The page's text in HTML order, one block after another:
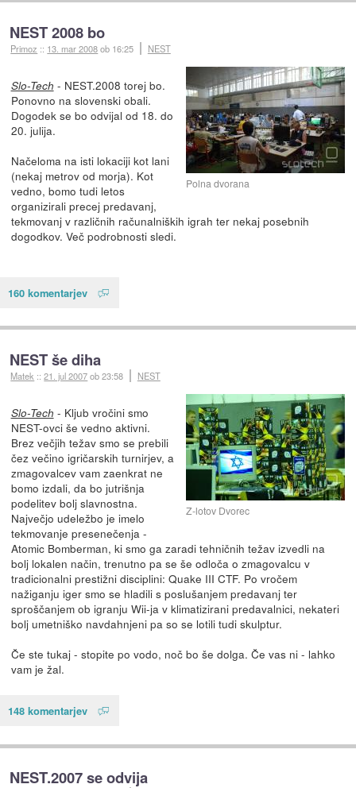
NEST 2008 bo
Primoz :: 13. mar 2008ob 16:25 NEST
Polna dvorana
Slo-Tech - NEST.2008 torej bo.
Ponovno na slovenski obali.
Dogodek se bo odvijal od 18. do
20. julija.
Načeloma na isti lokaciji kot lani
(nekaj metrov od morja). Kot
vedno, bomo tudi letos
organizirali precej predavanj,
tekmovanj v različnih računalniških igrah ter nekaj posebnih
dogodkov. Več podrobnosti sledi.
160 komentarjev
NEST še diha
Matek ::21. jul 2007ob 23:58 NEST
Z-lotov Dvorec
Slo-Tech - Kljub vročini smo
NEST-ovci še vedno aktivni.
Brez večjih težav smo se prebili
čez večino igričarskih turnirjev, a
zmagovalcev vam zaenkrat ne
bomo izdali, da bo jutrišnja
podelitev bolj slavnostna.
Največjo udeležbo je imelo
tekmovanje presenečenja -
Atomic Bomberman, ki smo ga zaradi tehničnih težav izvedli na
bolj lokalen način, trenutno pa se še odloča o zmagovalcu v
tradicionalni prestižni disciplini: Quake III CTF. Po vročem
nažiganju iger smo se hladili s poslušanjem predavanj ter
sproščanjem ob igranju Wii-ja v klimatizirani predavalnici, nekateri
bolj umetniško navdahnjeni pa so se lotili tudi skulptur.
Če ste tukaj - stopite po vodo, noč bo še dolga. Če vas ni - lahko
vam je žal.
148 komentarjev
NEST.2007 se odvija